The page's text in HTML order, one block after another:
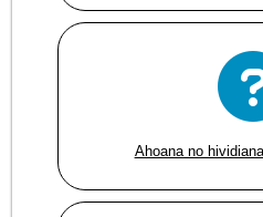
Ahoana no